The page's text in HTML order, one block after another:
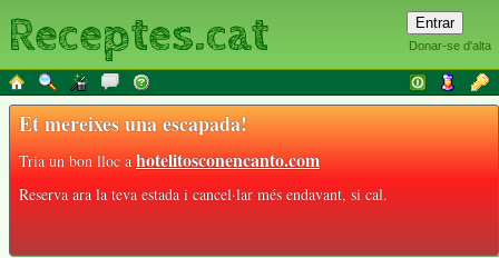
Donar-se d'alta
Receptes.cat
Et mereixes una escapada!
Tria un bon lloc ahotelitosconencanto.com
Reserva ara la teva estada i cancel·lar més endavant, si cal.